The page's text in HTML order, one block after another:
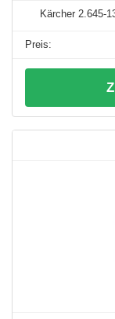
Kärcher 2.645-